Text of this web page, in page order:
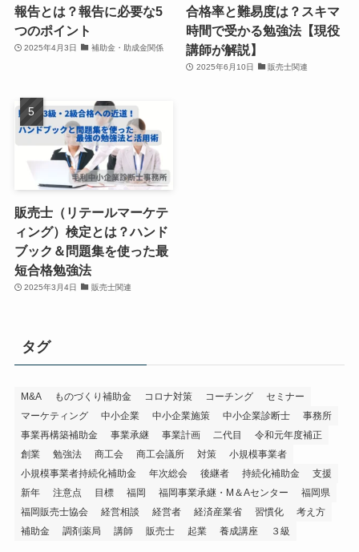
報告とは？報告に必要な5
つのポイント
2025年4月3日 補助金・助成金関係
合格率と難易度は？スキマ
時間で受かる勉強法【現役
講師が解説】
2025年6月10日 販売士関連
販売士（リテールマーケテ
ィング）検定とは？ハンド
ブック＆問題集を使った最
短合格勉強法
2025年3月4日 販売士関連
タグ
M&A ものづくり補助金 コロナ対策 コーチング
セミナー
マーケティング
中小企業 中小企業施策 中小企業診断士
事務所
事業再構築補助金
事業承継 事業計画 二代目
令和元年度補正
創業
勉強法 商工会 商工会議所 対策
小規模事業者
小規模事業者持続化補助金
年次総会 後継者 持続化補助金
支援
新年
注意点 目標 福岡 福岡事業承継・M＆Aセンター
福岡県
福岡販売士協会
経営相談 経営者 経済産業省 習慣化
考え方
補助金
調剤薬局 講師 販売士 起業 養成講座 ３級